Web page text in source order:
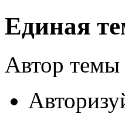
Единая
Автор